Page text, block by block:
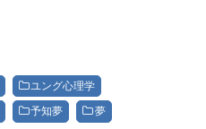
ユング心理学
予知夢 夢